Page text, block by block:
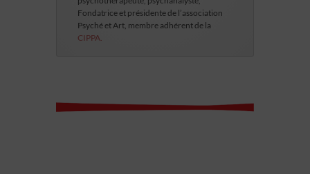
Fondatrice et présidente de l’association
Psyché et Art, membre adhérent de la
CIPPA.